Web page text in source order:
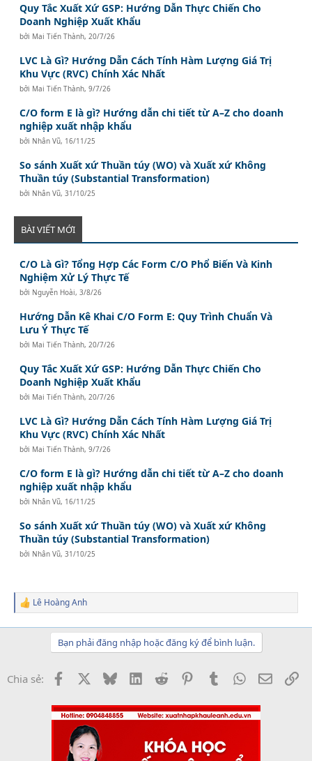
Quy Tắc Xuất Xứ GSP: Hướng Dẫn Thực Chiến Cho
Doanh Nghiệp Xuất Khẩu
bởi Mai Tiến Thành, 20/7/26
LVC Là Gì? Hướng Dẫn Cách Tính Hàm Lượng Giá Trị
Khu Vực (RVC) Chính Xác Nhất
bởi Mai Tiến Thành,9/7/26
C/O form E là gì? Hướng dẫn chi tiết từ A–Z cho doanh
nghiệp xuất nhập khẩu
bởi Nhân Vũ, 16/11/25
So sánh Xuất xứ Thuần túy (WO) và Xuất xứ Không
Thuần túy (Substantial Transformation)
bởi Nhân Vũ,31/10/25
BÀI VIẾT MỚI
C/O Là Gì? Tổng Hợp Các Form C/O Phổ Biến Và Kinh
Nghiệm Xử Lý Thực Tế
bởi Nguyễn Hoài,3/8/26
Hướng Dẫn Kê Khai C/O Form E: Quy Trình Chuẩn Và
Lưu Ý Thực Tế
bởi Mai Tiến Thành, 20/7/26
Quy Tắc Xuất Xứ GSP: Hướng Dẫn Thực Chiến Cho
Doanh Nghiệp Xuất Khẩu
bởi Mai Tiến Thành, 20/7/26
LVC Là Gì? Hướng Dẫn Cách Tính Hàm Lượng Giá Trị
Khu Vực (RVC) Chính Xác Nhất
bởi Mai Tiến Thành,9/7/26
C/O form E là gì? Hướng dẫn chi tiết từ A–Z cho doanh
nghiệp xuất nhập khẩu
bởi Nhân Vũ, 16/11/25
So sánh Xuất xứ Thuần túy (WO) và Xuất xứ Không
Thuần túy (Substantial Transformation)
bởi Nhân Vũ,31/10/25
R
a
o
n
Lê Hoàng Anh
Bạn phải đăng nhập hoặc đăng ký để bình luận.
Chia sẻ: Facebook BlueskyLinkedInReddit PinterestTumblrWhatsApp
Email